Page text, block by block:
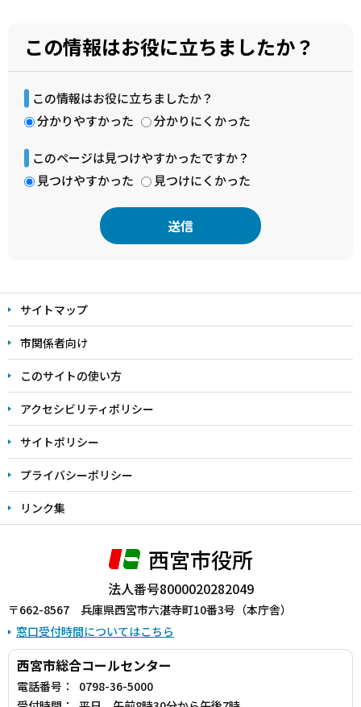
この情報はお役に立ちましたか？
この情報はお役に立ちましたか？
分かりやすかった
分かりにくかった
このページは見つけやすかったですか？
見つけやすかった
見つけにくかった
文
こ
こ
ま
で
サイトマップ
市関係者向け
このサイトの使い方
アクセシビリティポリシー
サイトポリシー
プライバシーポリシー
リンク集
西宮市役所
法人番号8000020282049
〒662-8567 兵庫県西宮市六湛寺町10番3号（本庁舎）
窓口受付時間についてはこちら
西宮市総合コールセンター
電話番号：
0798-36-5000